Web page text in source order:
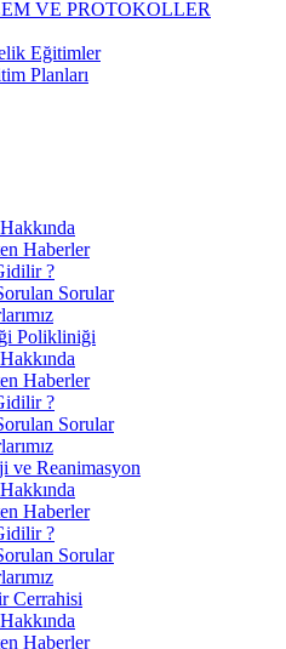
VE PROTOKOLLER
Eğitimler
Planları
Haberler
?
Sorular
Polikliniği
Haberler
?
Sorular
ve Reanimasyon
Haberler
?
Sorular
Cerrahisi
Haberler